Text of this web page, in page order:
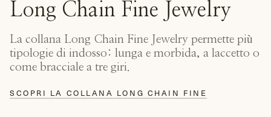
Long Chain Fine Jewelry
La collana Long Chain Fine Jewelry permette più
tipologie di indosso: lunga e morbida, a laccetto o
come bracciale a tre giri.
SCOPRI LA COLLANA LONG CHAIN FINE